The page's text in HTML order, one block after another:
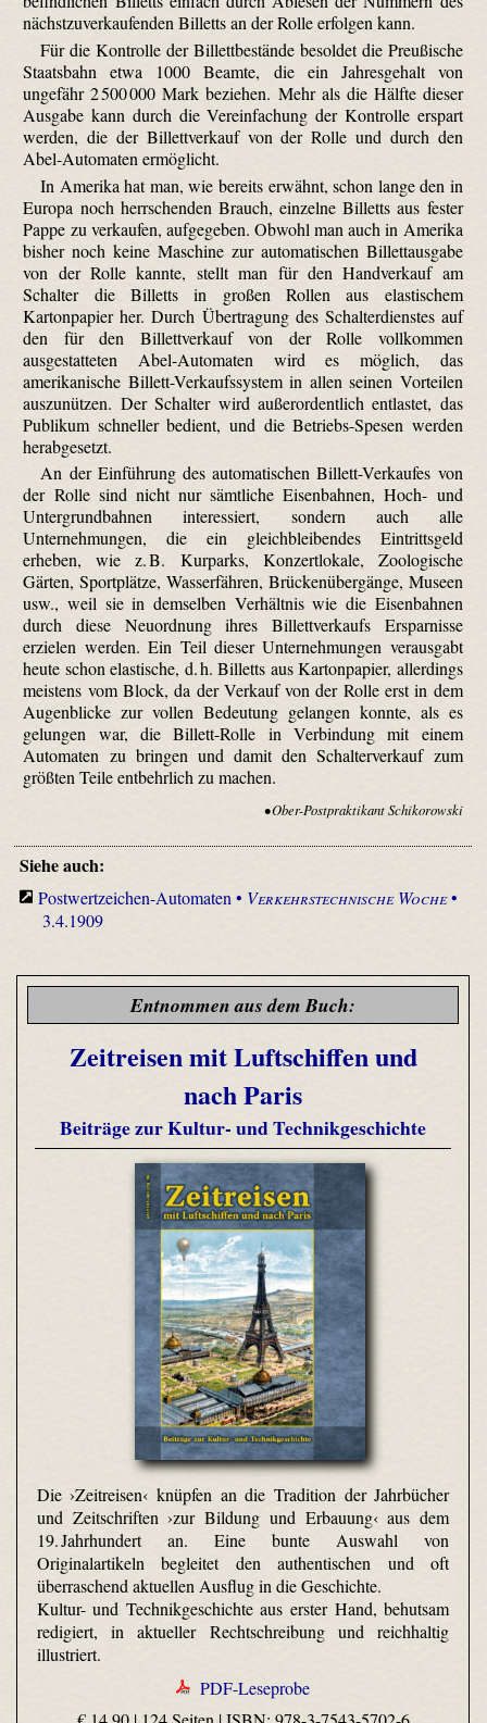
nächst­zuver­kaufenden Billetts an der Rolle erfolgen kann.
Für die Kontrolle der Billett­bestände besoldet die Preußische
Staatsbahn etwa 1000 Beamte, die ein Jahresgehalt von
ungefähr 2 500 000 Mark beziehen. Mehr als die Hälfte dieser
Ausgabe kann durch die Vereinfachung der Kontrolle erspart
werden, die der Billett­verkauf von der Rolle und durch den
Abel-Automaten ermöglicht.
In Amerika hat man, wie bereits erwähnt, schon lange den in
Europa noch herrschenden Brauch, einzelne Billetts aus fester
Pappe zu verkaufen, aufgegeben. Obwohl man auch in Amerika
bisher noch keine Maschine zur automatischen Billett­ausgabe
von der Rolle kannte, stellt man für den Handverkauf am
Schalter die Billetts in großen Rollen aus elastischem
Kartonpapier her. Durch Übertragung des Schalterdienstes auf
den für den Billett­verkauf von der Rolle vollkommen
ausgestatteten Abel-Automaten wird es möglich, das
amerikanische Billett-Verkaufssystem in allen seinen Vorteilen
auszunützen. Der Schalter wird außerordentlich entlastet, das
Publikum schneller bedient, und die Betriebs-Spesen werden
herabgesetzt.
An der Einführung des automatischen Billett-Verkaufes von
der Rolle sind nicht nur sämtliche Eisenbahnen, Hoch- und
Untergrundbahnen interessiert, sondern auch alle
Unternehmungen, die ein gleichbleibendes Eintrittsgeld
erheben, wie z. B. Kurparks, Konzertlokale, Zoologische
Gärten, Sportplätze, Wasserfähren, Brückenübergänge, Museen
usw., weil sie in demselben Verhältnis wie die Eisenbahnen
durch diese Neuordnung ihres Billett­verkaufs Ersparnisse
erzielen werden. Ein Teil dieser Unternehmungen verausgabt
heute schon elastische, d. h. Billetts aus Kartonpapier, allerdings
meistens vom Block, da der Verkauf von der Rolle erst in dem
Augenblicke zur vollen Bedeutung gelangen konnte, als es
gelungen war, die Billett-Rolle in Verbindung mit einem
Automaten zu bringen und damit den Schalterverkauf zum
größten Teile entbehrlich zu machen.
• Ober-Postpraktikant Schikorowski
Siehe auch:
Postwertzeichen-Automaten • Verkehrstechnische Woche•
3.4.1909
Entnommen aus dem Buch:
Zeitreisen mit Luftschiffen und
nach Paris
Beiträge zur Kultur- und Technikgeschichte
Die ›Zeitreisen‹ knüpfen an die Tradition der Jahrbücher
und Zeitschriften ›zur Bildung und Erbauung‹ aus dem
19. Jahrhundert an. Eine bunte Auswahl von
Originalartikeln begleitet den authentischen und oft
überraschend aktuellen Ausflug in die Geschichte.
Kultur- und Technikgeschichte aus erster Hand, behutsam
redigiert, in aktueller Rechtschreibung und reichhaltig
illustriert.
PDF-Leseprobe